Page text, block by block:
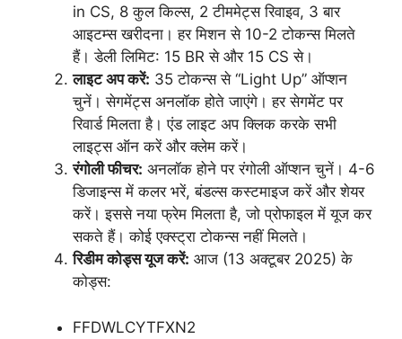
in CS, 8 कुल किल्स, 2 टीममेट्स रिवाइव, 3 बार
आइटम्स खरीदना। हर मिशन से 10-2 टोकन्स मिलते
हैं। डेली लिमिट: 15 BR से और 15 CS से।
लाइट अप करें: 35 टोकन्स से “Light Up” ऑप्शन
चुनें। सेगमेंट्स अनलॉक होते जाएंगे। हर सेगमेंट पर
रिवार्ड मिलता है। एंड लाइट अप क्लिक करके सभी
लाइट्स ऑन करें और क्लेम करें।
रंगोली फीचर: अनलॉक होने पर रंगोली ऑप्शन चुनें। 4-6
डिजाइन्स में कलर भरें, बंडल्स कस्टमाइज करें और शेयर
करें। इससे नया फ्रेम मिलता है, जो प्रोफाइल में यूज कर
सकते हैं। कोई एक्स्ट्रा टोकन्स नहीं मिलते।
रिडीम कोड्स यूज करें: आज (13 अक्टूबर 2025) के
कोड्स:
FFDWLCYTFXN2